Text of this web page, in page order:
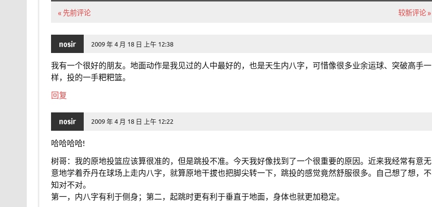
« 先前评论 较新评论 »
nosir 2009 年 4 月 18 日 上午 12:38
我有一个很好的朋友。地面动作是我见过的人中最好的，也是天生内八字，可惜像很多业余运球、突破高手一
样，投的一手粑粑篮。
回复
nosir 2009 年 4 月 18 日 上午 12:22
哈哈哈哈!
树哥：我的原地投篮应该算很准的，但是跳投不准。今天我好像找到了一个很重要的原因。近来我经常有意无
意地学着乔丹在球场上走内八字，就算原地干拔也把脚尖转一下，跳投的感觉竟然舒服很多。自己想了想，不
知对不对。
第一，内八字有利于侧身；第二，起跳时更有利于垂直于地面，身体也就更加稳定。